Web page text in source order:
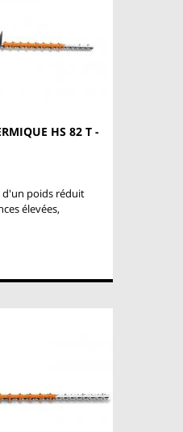
HS 82 T -
d'un poids réduit
élevées,